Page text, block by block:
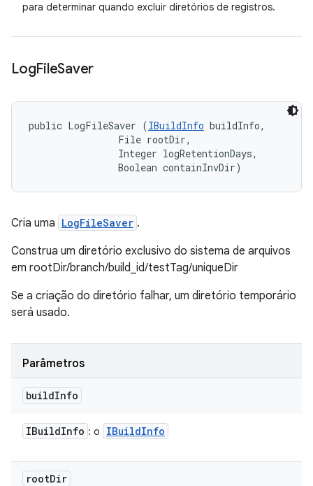
para determinar quando excluir diretórios de registros.
LogFileSaver
public LogFileSaver (IBuildInfo buildInfo,
                File rootDir,
                Integer logRetentionDays,
                Boolean containInvDir)
Cria uma LogFileSaver .
Construa um diretório exclusivo do sistema de arquivos
em rootDir/branch/build_id/testTag/uniqueDir
Se a criação do diretório falhar, um diretório temporário
será usado.
Parâmetros
buildInfo
IBuildInfo : o IBuildInfo
rootDir